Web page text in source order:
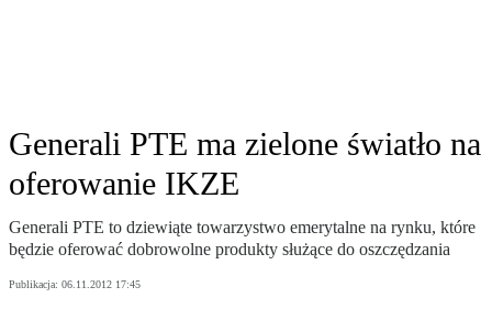
Generali PTE ma zielone światło na
oferowanie IKZE
Generali PTE to dziewiąte towarzystwo emerytalne na rynku, które
będzie oferować dobrowolne produkty służące do oszczędzania
Publikacja: 06.11.2012 17:45